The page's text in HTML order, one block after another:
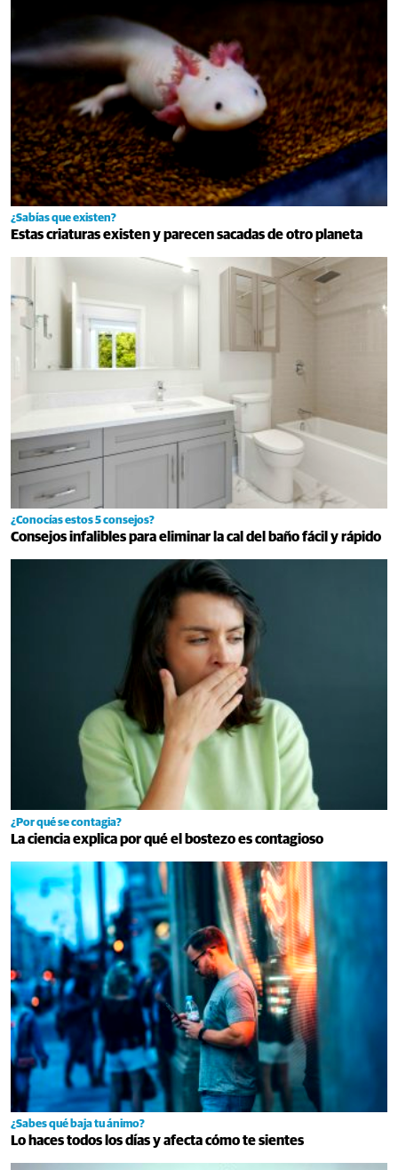
¿Sabías que existen?
Estas criaturas existen y parecen sacadas de otro planeta
¿Conocías estos 5 consejos?
Consejos infalibles para eliminar la cal del baño fácil y rápido
¿Por qué se contagia?
La ciencia explica por qué el bostezo es contagioso
¿Sabes qué baja tu ánimo?
Lo haces todos los días y afecta cómo te sientes